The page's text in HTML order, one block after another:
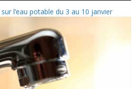
l’eau potable du 3 au 10 janvier